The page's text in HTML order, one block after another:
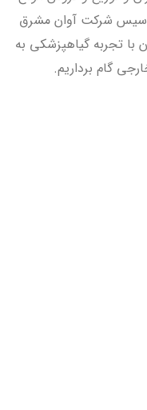
شرکت آوان مشرق
تجربه گیاهپزشکی به
گام برداریم.